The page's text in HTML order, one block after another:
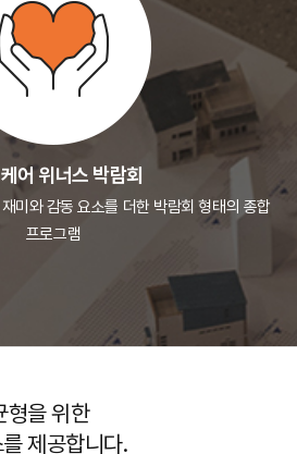
어 위너스 박람회
미와 감동 요소를 더한 박람회 형태의 종합
프로그램
형을 위한
제공합니다.